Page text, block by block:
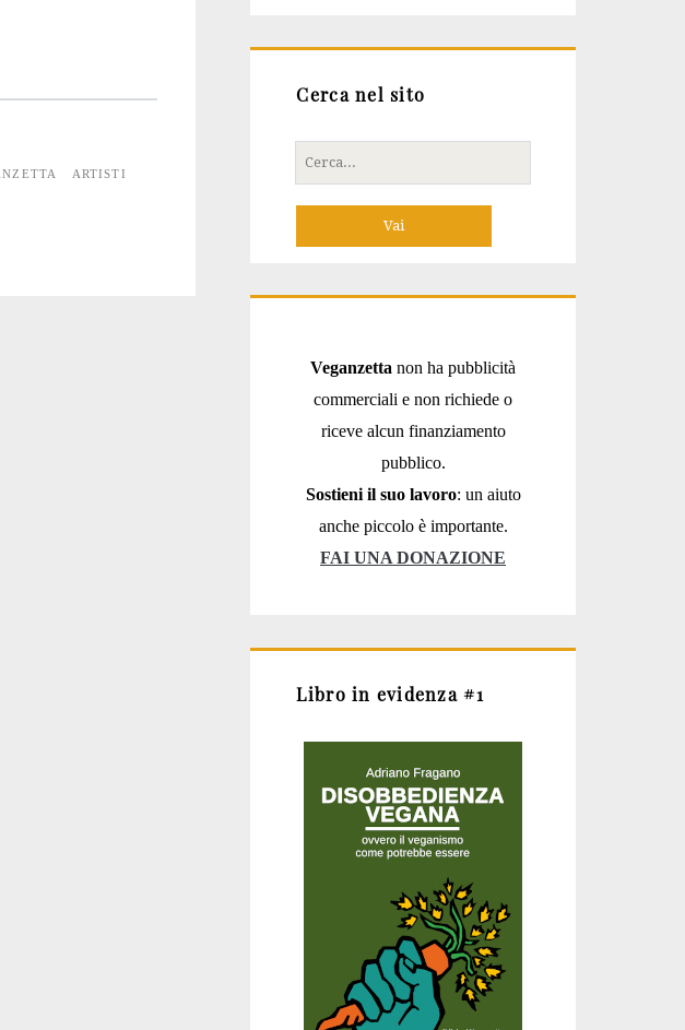
ARTISTI
Cerca nel sito
Cerca
per:
Veganzetta non ha pubblicità
commerciali e non richiede o
riceve alcun finanziamento
pubblico.
Sostieni il suo lavoro: un aiuto
anche piccolo è importante.
FAI UNA DONAZIONE
Libro in evidenza #1